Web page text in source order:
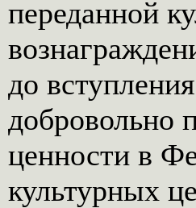
переданной
до
добровольно
ценности в
культурных